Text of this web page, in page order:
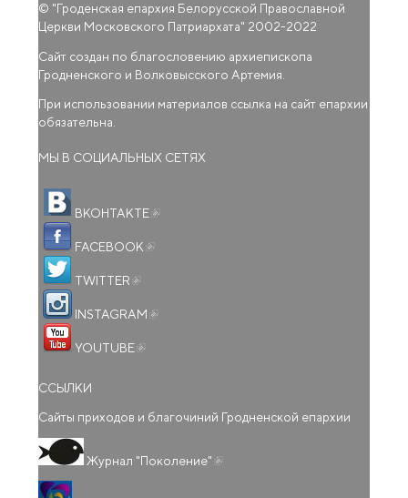
© "Гроденская епархия Белорусской Православной
Церкви Московского Патриархата" 2002-2022
Сайт создан по благословению архиепископа
Гродненского и Волковысского Артемия.
При использовании материалов ссылка на сайт епархии
обязательна.
МЫ В СОЦИАЛЬНЫХ СЕТЯХ
ВКОНТАКТЕ
FACEBOOK
TWITTER
INSTAGRAM
YOUTUBE
ССЫЛКИ
Сайты приходов и благочиний Гродненской епархии
Журнал "Поколение"